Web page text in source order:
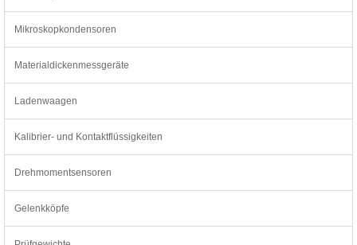
Mikroskopkondensoren
Materialdickenmessgeräte
Ladenwaagen
Kalibrier- und Kontaktflüssigkeiten
Drehmomentsensoren
Gelenkköpfe